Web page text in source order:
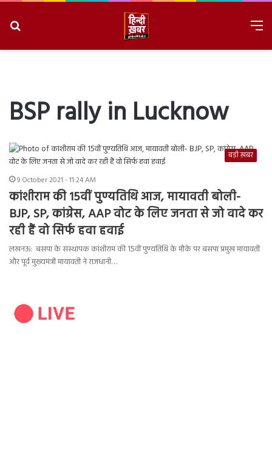
BSP rally in Lucknow
बड़ी ख़बर
9 October 2021 - 11:24 AM
कांशीराम की 15वीं पुण्यतिथि आज, मायावती बोली-
BJP, SP, कांग्रेस, AAP वोट के लिए जनता से जो वादे कर
रही हैं वो सिर्फ हवा हवाई
लखनऊ: बसपा के संस्थापक कांशीराम की 15वीं पुण्यतिथि के मौके पर बसपा प्रमुख मायावती
और पूर्व मुख्यमंत्री मायावती ने राजधानी…